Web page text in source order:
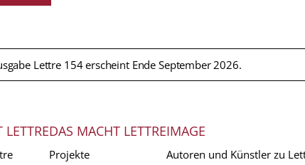
Lettre 154 erscheint Ende September 2026.
LETTREDAS MACHT LETTRE
Projekte
IMAGE
Autoren und Künstler zu